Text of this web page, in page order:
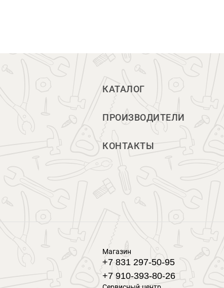
КАТАЛОГ
ПРОИЗВОДИТЕЛИ
КОНТАКТЫ
Магазин
+7 831 297-50-95
+7 910-393-80-26